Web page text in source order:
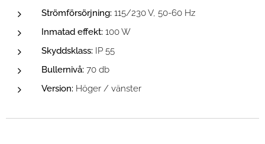
Strömförsörjning: 115/230 V, 50-60 Hz
Inmatad effekt: 100 W
Skyddsklass: IP 55
Bullernivå: 70 db
Version: Höger / vänster